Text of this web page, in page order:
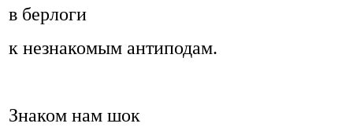
в берлоги
к незнакомым антиподам.
Знаком нам шок